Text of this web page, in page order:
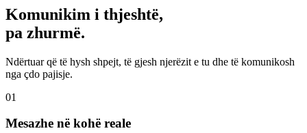
Komunikim i thjeshtë,
pa zhurmë.
Ndërtuar që të hysh shpejt, të gjesh njerëzit e tu dhe të komunikosh
nga çdo pajisje.
01
Mesazhe në kohë reale